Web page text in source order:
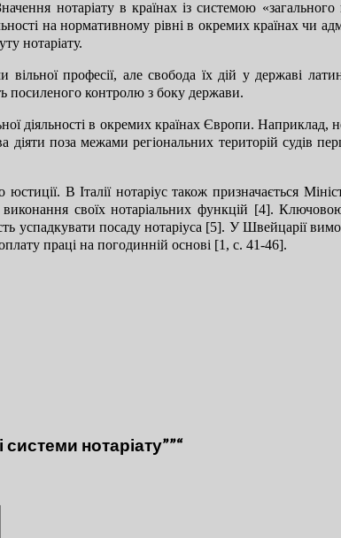
нотаріату в країнах із системою
на нормативному рівні в окремих країнах чи
нотаріату.
професії, але свобода їх дій у державі
посиленого контролю з боку держави.
діяльності в окремих країнах Європи. Наприклад,
поза межами регіональних територій судів
юстиції. В Італії нотаріус також призначається
виконання своїх нотаріальних функцій [4].
успадкувати посаду нотаріуса [5]. У Швейцарії
праці на погодинній основі [1, c. 41-46].
нотаріату””“